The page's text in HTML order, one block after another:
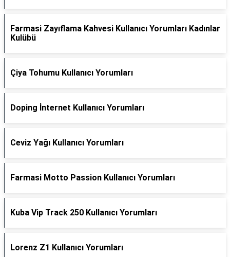
Farmasi Zayıflama Kahvesi Kullanıcı Yorumları Kadınlar
Kulübü
Çiya Tohumu Kullanıcı Yorumları
Doping İnternet Kullanıcı Yorumları
Ceviz Yağı Kullanıcı Yorumları
Farmasi Motto Passion Kullanıcı Yorumları
Kuba Vip Track 250 Kullanıcı Yorumları
Lorenz Z1 Kullanıcı Yorumları